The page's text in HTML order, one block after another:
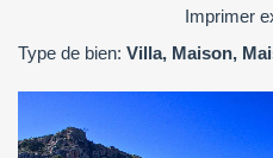
Imprimer
Type de bien: Villa, Maison,